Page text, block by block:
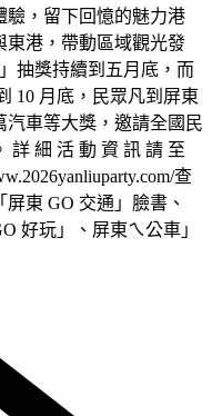
驗，留下回憶的魅力港
東港，帶動區域觀光發
抽獎持續到五月底，而
10 月底，民眾凡到屏東
車等大獎，邀請全國民
詳 細 活 動 資 訊 請 至
查
東 GO 交通」臉書、
好玩」、屏東ㄟ公車」